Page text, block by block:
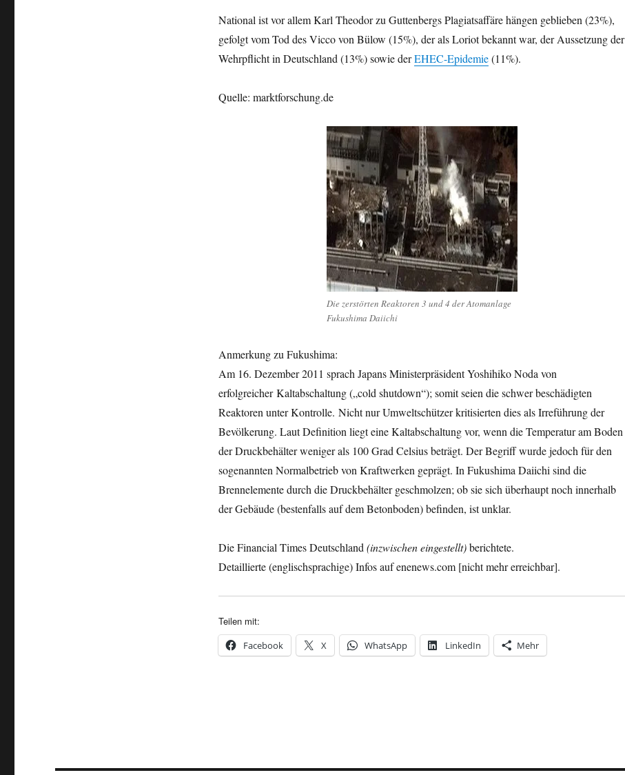
National ist vor allem Karl Theodor zu Guttenbergs Plagiatsaffäre hängen geblieben (23%),
gefolgt vom Tod des Vicco von Bülow (15%), der als Loriot bekannt war, der Aussetzung der
Wehrpflicht in Deutschland (13%) sowie derEHEC-Epidemie(11%).
Quelle: marktforschung.de
Die zerstörten Reaktoren 3 und 4 der Atomanlage
Fukushima Daiichi
Anmerkung zu Fukushima:
Am 16. Dezember 2011 sprach Japans Ministerpräsident Yoshihiko Noda von
erfolgreicher Kaltabschaltung („cold shutdown“); somit seien die schwer beschädigten
Reaktoren unter Kontrolle. Nicht nur Umweltschützer kritisierten dies als Irreführung der
Bevölkerung. Laut Definition liegt eine Kaltabschaltung vor, wenn die Temperatur am Boden
der Druckbehälter weniger als 100 Grad Celsius beträgt. Der Begriff wurde jedoch für den
sogenannten Normalbetrieb von Kraftwerken geprägt. In Fukushima Daiichi sind die
Brennelemente durch die Druckbehälter geschmolzen; ob sie sich überhaupt noch innerhalb
der Gebäude (bestenfalls auf dem Betonboden) befinden, ist unklar.
Die Financial Times Deutschland (inzwischen eingestellt)berichtete.
Detaillierte (englischsprachige) Infos auf enenews.com [nicht mehr erreichbar].
Teilen mit:
Facebook X WhatsApp LinkedIn Mehr